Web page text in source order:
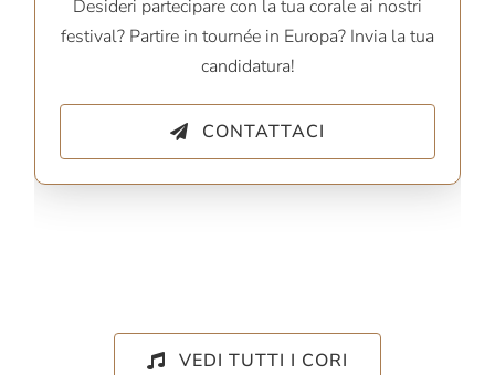
Desideri partecipare con la tua corale ai nostri
festival? Partire in tournée in Europa? Invia la tua
candidatura!
CONTATTACI
VEDI TUTTI I CORI